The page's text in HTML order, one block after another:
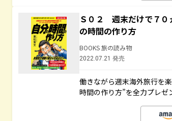
Ｓ０２ 週末だけで７０
の時間の作り方
BOOKS 旅の読み物
2022.07.21 発売
働きながら週末海外旅行を
時間の作り方”を全力プレゼ